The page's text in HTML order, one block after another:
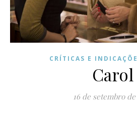
CRÍTICAS E
Carol
16 de setembro de